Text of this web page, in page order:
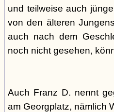
und teilweise auch
von den älteren
auch nach dem
noch nicht gesehen,
Auch Franz D. nennt
am Georgplatz, nämlich